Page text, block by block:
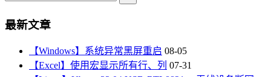
最新文章
【Windows】系统异常黑屏重启 08-05
【Excel】使用宏显示所有行、列 07-31